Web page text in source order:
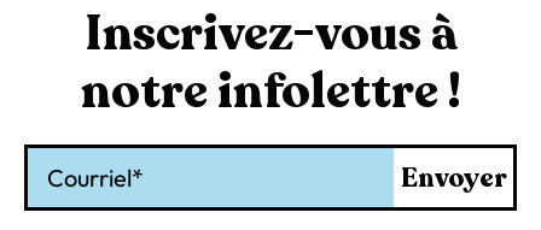
Inscrivez-vous à
notre infolettre !
Envoyer